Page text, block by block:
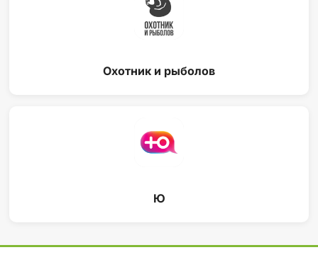
Охотник и рыболов
Ю